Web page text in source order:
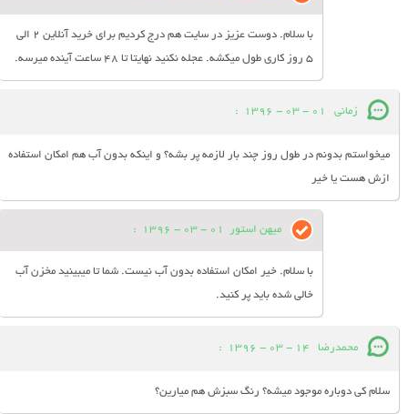
با سلام. دوست عزیز در سایت هم درج کردیم برای خرید آنلاین 2 الی
5 روز کاری طول میکشه. عجله نکنید نهایتا تا 48 ساعت آینده میرسه.
زمانی 01 - 03 - 1396
:
میخواستم بدونم در طول روز چند بار لازمه پر بشه؟ و اینکه بدون آب هم امکان استفاده
ازش هست یا خیر
میهن استور 01 - 03 - 1396
:
با سلام. خیر امکان استفاده بدون آب نیست. شما تا میبینید مخزن آب
خالی شده باید پر کنید.
محمدرضا 14 - 03 - 1396
:
سلام کی دوباره موجود میشه؟ رنگ سبزش هم میارین؟